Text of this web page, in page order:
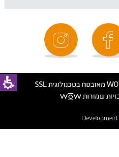
Development: